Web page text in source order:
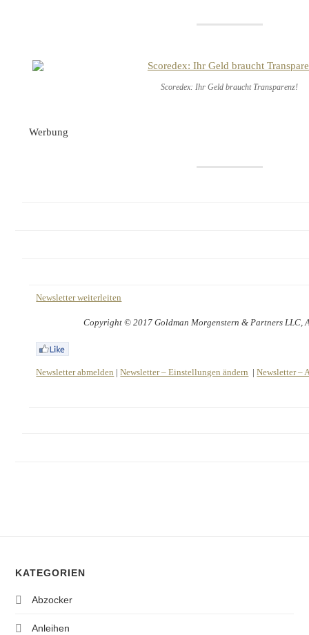
Scoredex: Ihr Geld braucht Transparenz!
Werbung
Newsletter weiterleiten
Copyright © 2017 Goldman Morgenstern & Partners LLC,
Newsletter abmelden |Newsletter – Einstellungen ändern |Newsletter –
KATEGORIEN
Abzocker
Anleihen